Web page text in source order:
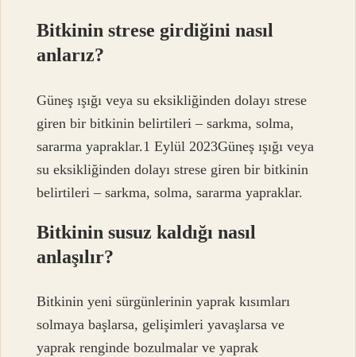
Bitkinin strese girdiğini nasıl
anlarız?
Güneş ışığı veya su eksikliğinden dolayı strese
giren bir bitkinin belirtileri – sarkma, solma,
sararma yapraklar.1 Eylül 2023Güneş ışığı veya
su eksikliğinden dolayı strese giren bir bitkinin
belirtileri – sarkma, solma, sararma yapraklar.
Bitkinin susuz kaldığı nasıl
anlaşılır?
Bitkinin yeni sürgünlerinin yaprak kısımları
solmaya başlarsa, gelişimleri yavaşlarsa ve
yaprak renginde bozulmalar ve yaprak